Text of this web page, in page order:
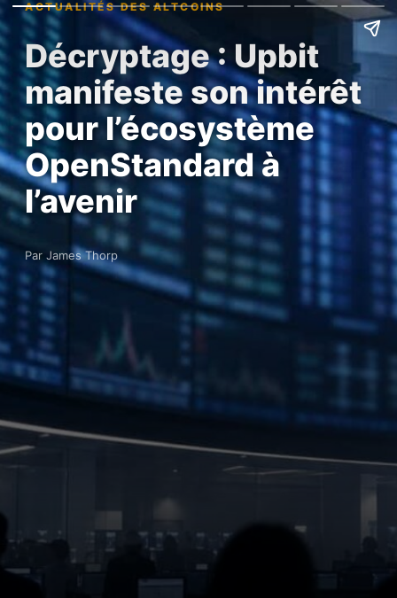
ACTUALITÉS DES ALTCOINS
Décryptage : Upbit
manifeste son intérêt
pour l’écosystème
OpenStandard à
l’avenir
Par James Thorp